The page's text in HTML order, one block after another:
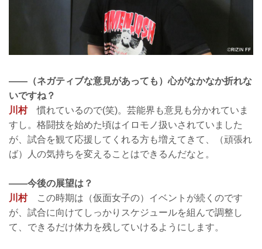
——（ネガティブな意見があっても）心がなかなか折れな
いですね？
川村慣れているので(笑)。芸能界も意見も分かれていま
すし。格闘技を始めた頃はイロモノ扱いされていました
が、試合を観て応援してくれる方も増えてきて、（頑張れ
ば）人の気持ちを変えることはできるんだなと。
——今後の展望は？
川村この時期は（仮面女子の）イベントが続くのです
が、試合に向けてしっかりスケジュールを組んで調整し
て、できるだけ体力を残していけるようにします。